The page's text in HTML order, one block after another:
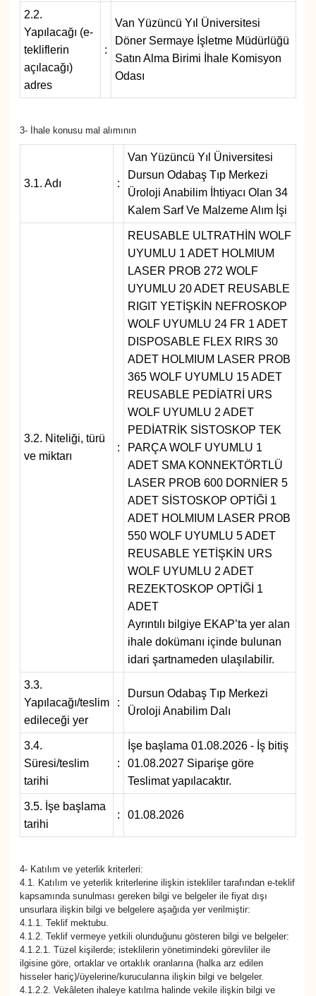
2.2.
Yapılacağı (e-
tekliflerin
açılacağı)
adres
:
Van Yüzüncü Yıl Üniversitesi
Döner Sermaye İşletme Müdürlüğü
Satın Alma Birimi İhale Komisyon
Odası
3- İhale konusu mal alımının
3.1. Adı :
Van Yüzüncü Yıl Üniversitesi
Dursun Odabaş Tıp Merkezi
Üroloji Anabilim İhtiyacı Olan 34
Kalem Sarf Ve Malzeme Alım İşi
3.2. Niteliği, türü
ve miktarı
:
REUSABLE ULTRATHİN WOLF
UYUMLU 1 ADET HOLMIUM
LASER PROB 272 WOLF
UYUMLU 20 ADET REUSABLE
RIGIT YETİŞKİN NEFROSKOP
WOLF UYUMLU 24 FR 1 ADET
DISPOSABLE FLEX RIRS 30
ADET HOLMIUM LASER PROB
365 WOLF UYUMLU 15 ADET
REUSABLE PEDİATRİ URS
WOLF UYUMLU 2 ADET
PEDİATRİK SİSTOSKOP TEK
PARÇA WOLF UYUMLU 1
ADET SMA KONNEKTÖRTLÜ
LASER PROB 600 DORNİER 5
ADET SİSTOSKOP OPTİĞİ 1
ADET HOLMIUM LASER PROB
550 WOLF UYUMLU 5 ADET
REUSABLE YETİŞKİN URS
WOLF UYUMLU 2 ADET
REZEKTOSKOP OPTİĞİ 1
ADET
Ayrıntılı bilgiye EKAP’ta yer alan
ihale dokümanı içinde bulunan
idari şartnameden ulaşılabilir.
3.3.
Yapılacağı/teslim
edileceği yer
:
Dursun Odabaş Tıp Merkezi
Üroloji Anabilim Dalı
3.4.
Süresi/teslim
tarihi
:
İşe başlama 01.08.2026 - İş bitiş
01.08.2027 Siparişe göre
Teslimat yapılacaktır.
3.5. İşe başlama
tarihi
: 01.08.2026
4- Katılım ve yeterlik kriterleri:
4.1. Katılım ve yeterlik kriterlerine ilişkin istekliler tarafından e-teklif
kapsamında sunulması gereken bilgi ve belgeler ile fiyat dışı
unsurlara ilişkin bilgi ve belgelere aşağıda yer verilmiştir:
4.1.1. Teklif mektubu.
4.1.2. Teklif vermeye yetkili olunduğunu gösteren bilgi ve belgeler:
4.1.2.1. Tüzel kişilerde; isteklilerin yönetimindeki görevliler ile
ilgisine göre, ortaklar ve ortaklık oranlarına (halka arz edilen
hisseler hariç)/üyelerine/kurucularına ilişkin bilgi ve belgeler.
4.1.2.2. Vekâleten ihaleye katılma halinde vekile ilişkin bilgi ve
Kültür & Sanat
KURDÎ
MAGAZİN
YEREL